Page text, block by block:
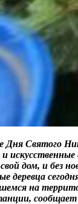
Дня Святого
дом, и без
деревца
на
сообщает